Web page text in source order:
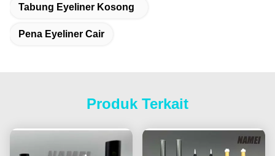
Tabung Eyeliner Kosong
Pena Eyeliner Cair
Produk Terkait